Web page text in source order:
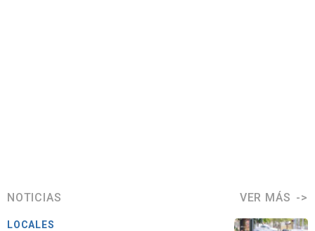
NOTICIAS VER MÁS
LOCALES